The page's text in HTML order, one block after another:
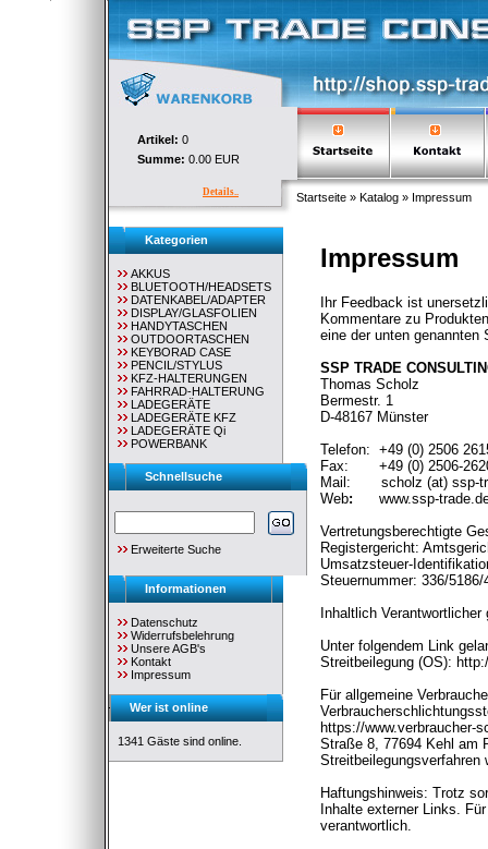
Artikel: 0
Summe: 0.00 EUR
Details.. Startseite » Katalog » Impressum
Kategorien
AKKUS
BLUETOOTH/HEADSETS
DATENKABEL/ADAPTER
DISPLAY/GLASFOLIEN
HANDYTASCHEN
OUTDOORTASCHEN
KEYBORAD CASE
PENCIL/STYLUS
KFZ-HALTERUNGEN
FAHRRAD-HALTERUNG
LADEGERÄTE
LADEGERÄTE KFZ
LADEGERÄTE Qi
POWERBANK
Schnellsuche
Erweiterte Suche
Informationen
Datenschutz
Widerrufsbelehrung
Unsere AGB's
Kontakt
Impressum
Wer ist online
1341 Gäste sind online.
Impressum
Ihr Feedback ist
Kommentare zu
eine der unten genannten
SSP TRADE
Thomas Scholz
Bermestr. 1
D-48167 Münster
Telefon: +49 (0) 2506
Fax: +49 (0) 2506-
Mail: scholz (at) ssp-
Web:
www.ssp-
Vertretungsberechtigte
Registergericht:
Umsatzsteuer-
Steuernummer: 336/5186/
Inhaltlich
Unter folgendem Link
Streitbeilegung (OS):
Für allgemeine
https://www.verbraucher-
Straße 8, 77694 Kehl am
Haftungshinweis: Trotz
Inhalte externer Links.
verantwortlich.